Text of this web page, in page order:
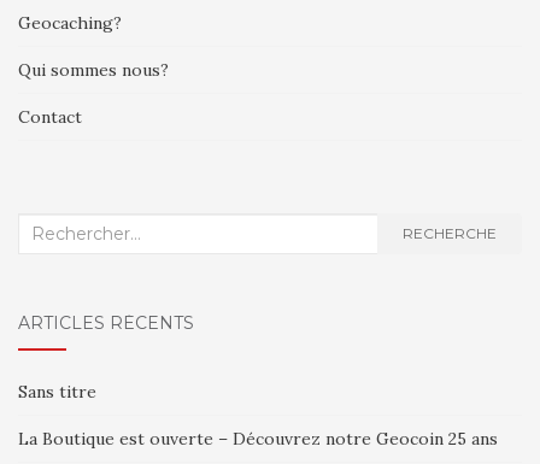
Geocaching?
Qui sommes nous?
Contact
Recherche
RECHERCHE
ARTICLES RÉCENTS
Sans titre
La Boutique est ouverte – Découvrez notre Geocoin 25 ans